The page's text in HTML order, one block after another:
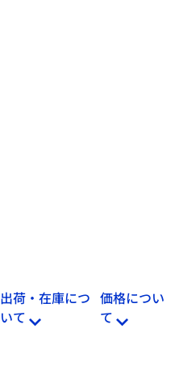
出荷・在庫につ
いて
価格につい
て